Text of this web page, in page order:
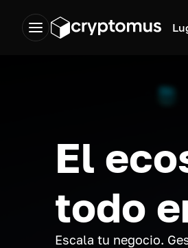
El
todo
Escala tu negocio.